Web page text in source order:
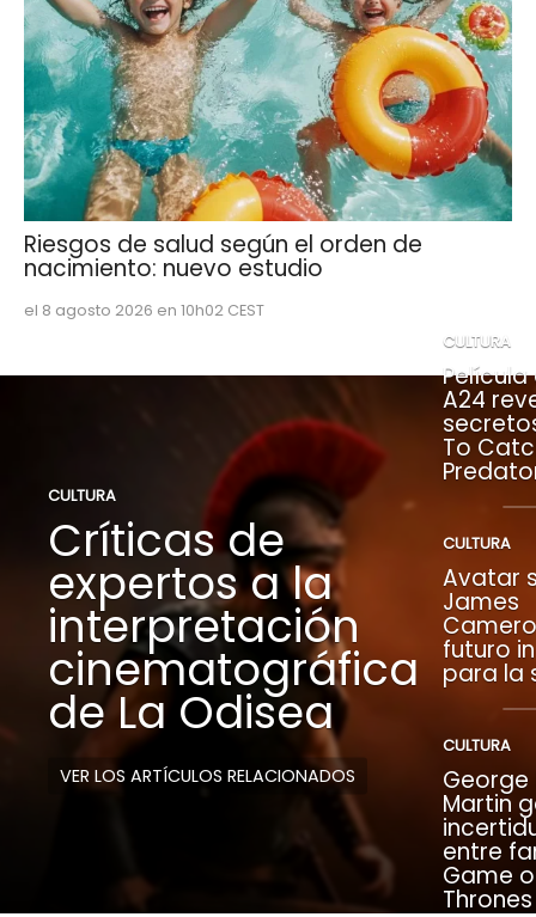
Riesgos de salud según el orden de
nacimiento: nuevo estudio
el 8 agosto 2026 en 10h02 CEST
CULTURA
Críticas de
expertos a la
interpretación
cinematográfica
de La Odisea
VER LOS ARTÍCULOS RELACIONADOS
CULTURA
Película
A24
To
CULTURA
Avatar
James
futuro
para la
CULTURA
George
Martin
entre
Game
Thrones